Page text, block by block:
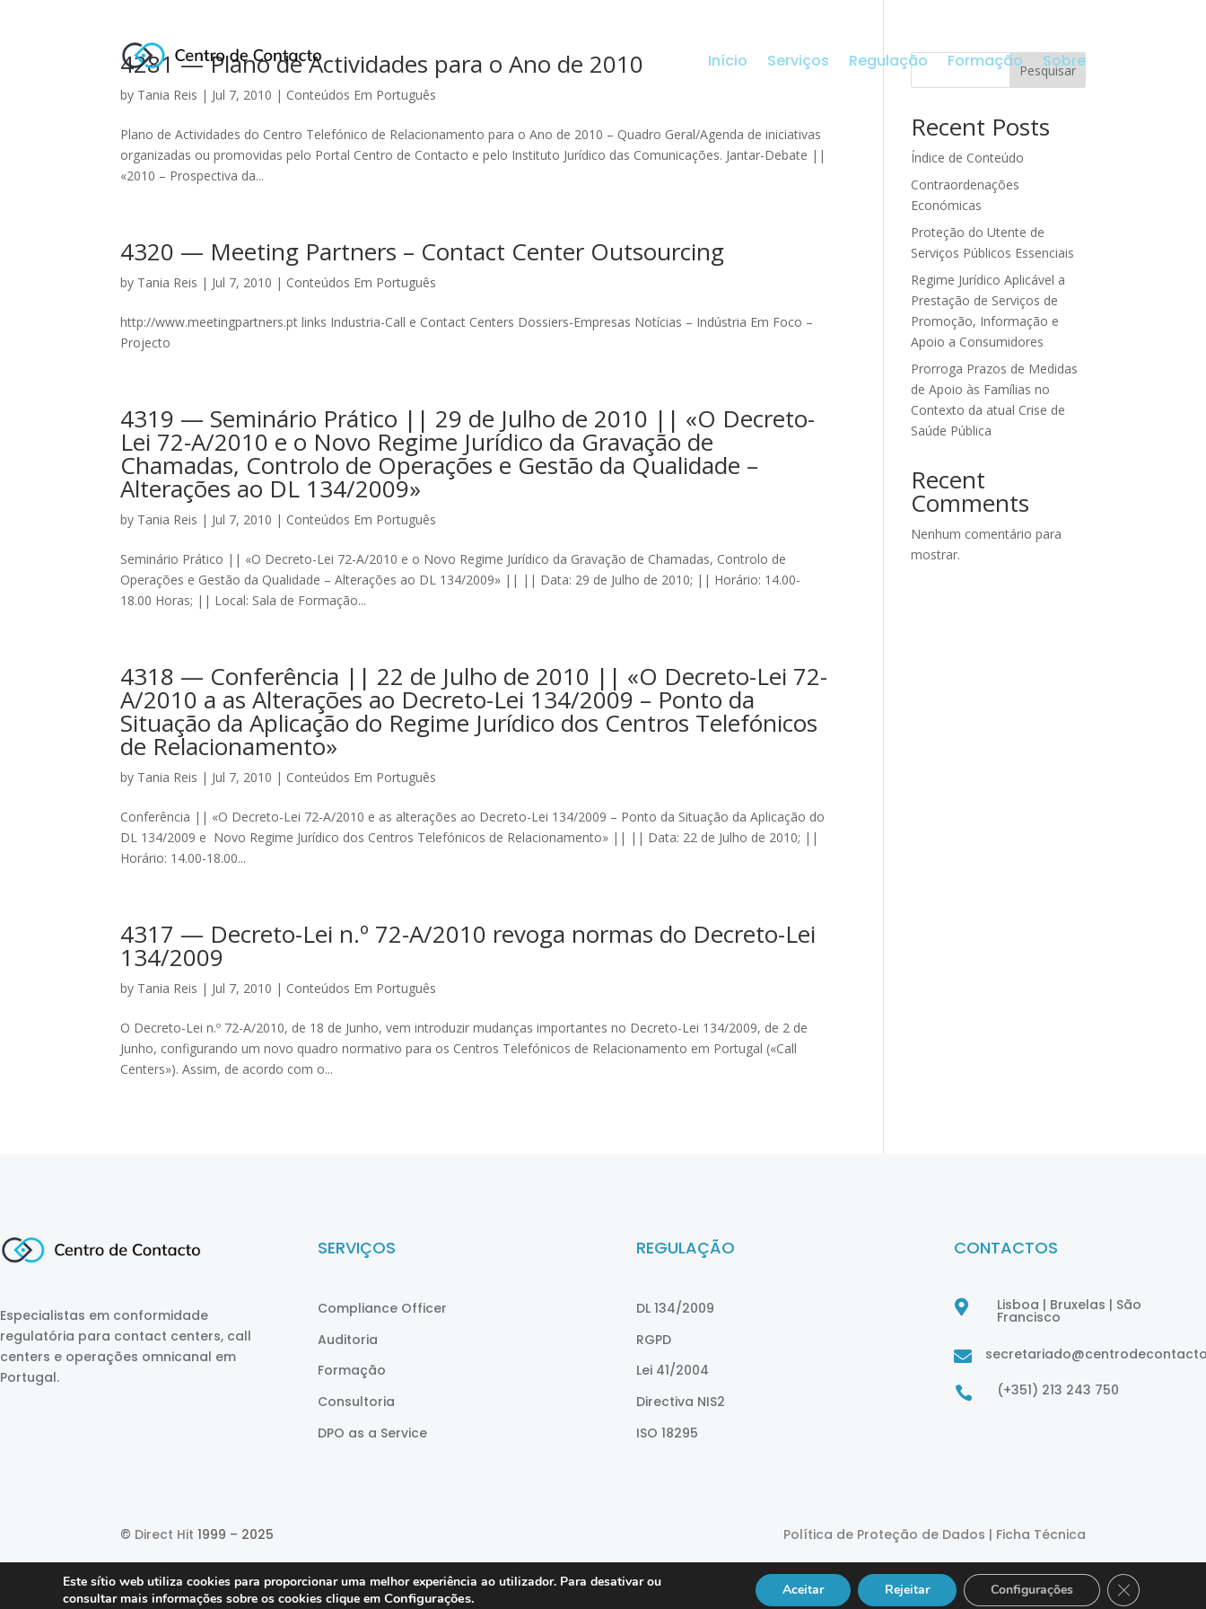
Início Serviços Regulação Formação Sobre
4281 — Plano de Actividades para o Ano de 2010
by Tania Reis | Jul 7, 2010 | Conteúdos Em Português
Plano de Actividades do Centro Telefónico de Relacionamento para o Ano de 2010 – Quadro Geral/Agenda de iniciativas
organizadas ou promovidas pelo Portal Centro de Contacto e pelo Instituto Jurídico das Comunicações. Jantar-Debate ||
«2010 – Prospectiva da...
4320 — Meeting Partners – Contact Center Outsourcing
by Tania Reis | Jul 7, 2010 | Conteúdos Em Português
http://www.meetingpartners.pt links Industria-Call e Contact Centers Dossiers-Empresas Notícias – Indústria Em Foco –
Projecto
4319 — Seminário Prático || 29 de Julho de 2010 || «O Decreto-
Lei 72-A/2010 e o Novo Regime Jurídico da Gravação de
Chamadas, Controlo de Operações e Gestão da Qualidade –
Alterações ao DL 134/2009»
by Tania Reis | Jul 7, 2010 | Conteúdos Em Português
Seminário Prático || «O Decreto-Lei 72-A/2010 e o Novo Regime Jurídico da Gravação de Chamadas, Controlo de
Operações e Gestão da Qualidade – Alterações ao DL 134/2009» || || Data: 29 de Julho de 2010; || Horário: 14.00-
18.00 Horas; || Local: Sala de Formação...
4318 — Conferência || 22 de Julho de 2010 || «O Decreto-Lei 72-
A/2010 a as Alterações ao Decreto-Lei 134/2009 – Ponto da
Situação da Aplicação do Regime Jurídico dos Centros Telefónicos
de Relacionamento»
by Tania Reis | Jul 7, 2010 | Conteúdos Em Português
Conferência || «O Decreto-Lei 72-A/2010 e as alterações ao Decreto-Lei 134/2009 – Ponto da Situação da Aplicação do
DL 134/2009 e Novo Regime Jurídico dos Centros Telefónicos de Relacionamento» || || Data: 22 de Julho de 2010; ||
Horário: 14.00-18.00...
4317 — Decreto-Lei n.º 72-A/2010 revoga normas do Decreto-Lei
134/2009
by Tania Reis | Jul 7, 2010 | Conteúdos Em Português
O Decreto-Lei n.º 72-A/2010, de 18 de Junho, vem introduzir mudanças importantes no Decreto-Lei 134/2009, de 2 de
Junho, configurando um novo quadro normativo para os Centros Telefónicos de Relacionamento em Portugal («Call
Centers»). Assim, de acordo com o...
Pesquisar
Recent Posts
Índice de Conteúdo
Contraordenações
Económicas
Proteção do Utente de
Serviços Públicos Essenciais
Regime Jurídico Aplicável a
Prestação de Serviços de
Promoção, Informação e
Apoio a Consumidores
Prorroga Prazos de Medidas
de Apoio às Famílias no
Contexto da atual Crise de
Saúde Pública
Recent
Comments
Nenhum comentário para
mostrar.
Especialistas em conformidade
regulatória para contact centers, call
centers e operações omnicanal em
Portugal.
SERVIÇOS
Compliance Officer
Auditoria
Formação
Consultoria
DPO as a Service
REGULAÇÃO
DL 134/2009
RGPD
Lei 41/2004
Directiva NIS2
ISO 18295
CONTACTOS
 Lisboa | Bruxelas | São
Francisco

 (+351) 213 243 750
© Direct Hit 1999 – 2025 Política de Proteção de Dados | Ficha Técnica
Este sítio web utiliza cookies para proporcionar uma melhor experiência ao utilizador. Para desativar ou
consultar mais informações sobre os cookies clique em Configurações. Aceitar Rejeitar Configurações Close GDPR